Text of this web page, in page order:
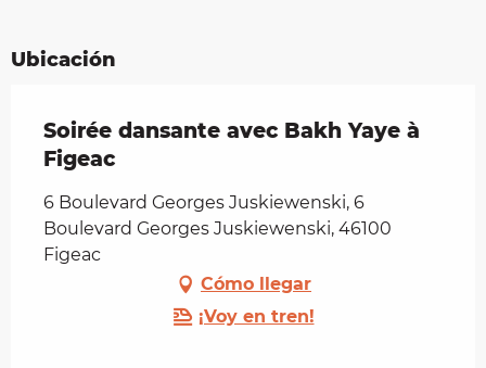
Ubicación
Soirée dansante avec Bakh Yaye à
Figeac
6 Boulevard Georges Juskiewenski, 6
Boulevard Georges Juskiewenski, 46100
Figeac
Cómo llegar
¡Voy en tren!